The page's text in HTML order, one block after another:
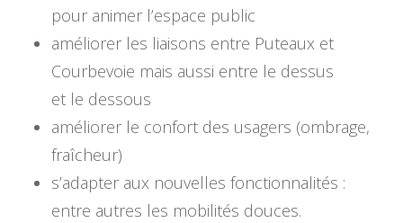
pour animer l’espace public
améliorer les liaisons entre Puteaux et
Courbevoie mais aussi entre le dessus
et le dessous
améliorer le confort des usagers (ombrage,
fraîcheur)
s’adapter aux nouvelles fonctionnalités :
entre autres les mobilités douces.